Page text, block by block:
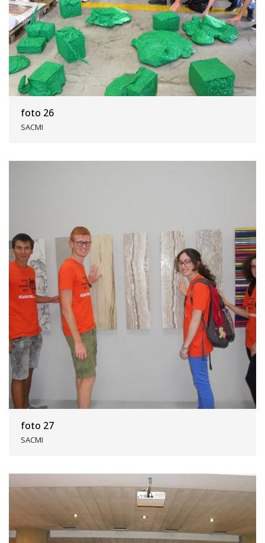
foto 26
SACMI
foto 27
SACMI